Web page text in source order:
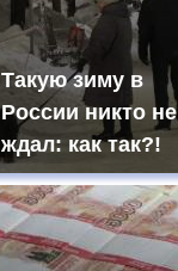
Такую зиму в
России никто не
ждал: как так?!